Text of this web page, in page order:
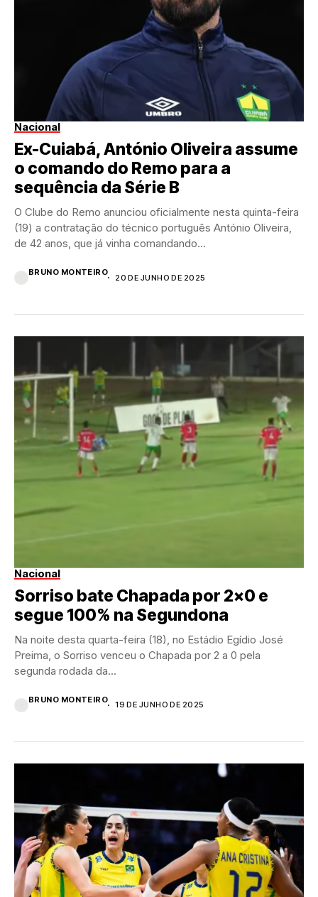
Nacional
Ex-Cuiabá, António Oliveira assume
o comando do Remo para a
sequência da Série B
O Clube do Remo anunciou oficialmente nesta quinta-feira
(19) a contratação do técnico português António Oliveira,
de 42 anos, que já vinha comandando...
BRUNO MONTEIRO
20 DE JUNHO DE 2025
Nacional
Sorriso bate Chapada por 2×0 e
segue 100% na Segundona
Na noite desta quarta-feira (18), no Estádio Egídio José
Preima, o Sorriso venceu o Chapada por 2 a 0 pela
segunda rodada da...
BRUNO MONTEIRO
19 DE JUNHO DE 2025